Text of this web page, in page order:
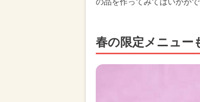
春の限定メニュー